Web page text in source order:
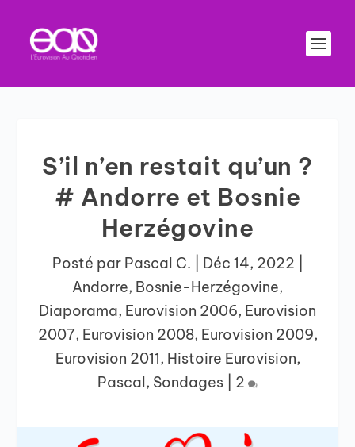
S’il n’en restait qu’un ?
# Andorre et Bosnie
Herzégovine
Posté par Pascal C. Déc 14, 2022
Andorre, Bosnie-Herzégovine,
Diaporama, Eurovision 2006, Eurovision
2007, Eurovision 2008, Eurovision 2009,
Eurovision 2011, Histoire Eurovision,
Pascal, Sondages 2